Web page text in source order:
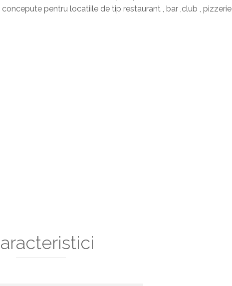
pentru locatiile de tip restaurant , bar ,club , pizzerie